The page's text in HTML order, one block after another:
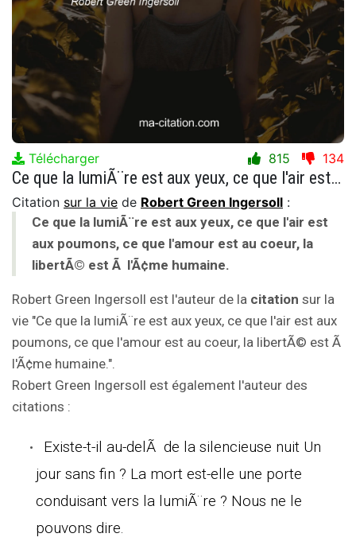
Télécharger 815 134
Ce que la lumiÃ¨re est aux yeux, ce que l'air est aux poumons, ce que l'amour est au coeur, la libertÃ© est Ã l'Ã¢me humaine.
Citation sur la vie de Robert Green Ingersoll :
Ce que la lumiÃ¨re est aux yeux, ce que l'air est
aux poumons, ce que l'amour est au coeur, la
libertÃ© est Ã l'Ã¢me humaine.
Robert Green Ingersoll est l'auteur de la citation sur la
vie "Ce que la lumiÃ¨re est aux yeux, ce que l'air est aux
poumons, ce que l'amour est au coeur, la libertÃ© est Ã
l'Ã¢me humaine.".
Robert Green Ingersoll est également l'auteur des
citations :
Existe-t-il au-delÃ de la silencieuse nuit Un
jour sans fin ? La mort est-elle une porte
conduisant vers la lumiÃ¨re ? Nous ne le
pouvons dire.